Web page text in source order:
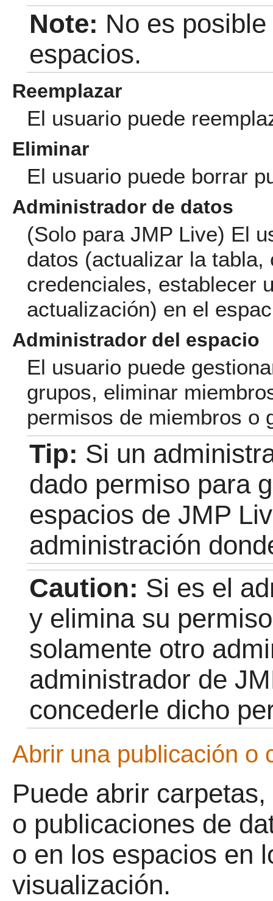
Note: No es
espacios.
Reemplazar
El usuario puede
Eliminar
El usuario puede borrar
Administrador de datos
(Solo para JMP Live) El
datos (actualizar la
credenciales, establecer
actualización) en el
Administrador del espacio
El usuario puede
grupos, eliminar
permisos de miembros o
Tip: Si un
dado permiso para
espacios de JMP
administración
Caution: Si es el
y elimina su
solamente otro
administrador de
concederle dicho
Abrir una publicación o
Puede abrir
o publicaciones de
o en los espacios en
visualización.